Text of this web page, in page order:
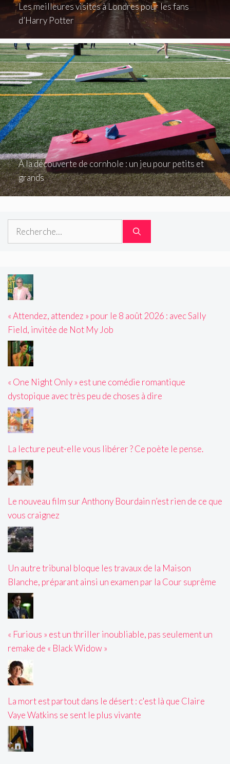
Les meilleures visites à Londres pour les fans
d’Harry Potter
À la découverte de cornhole : un jeu pour petits et
grands
Rechercher :
« Attendez, attendez » pour le 8 août 2026 : avec Sally
Field, invitée de Not My Job
« One Night Only » est une comédie romantique
dystopique avec très peu de choses à dire
La lecture peut-elle vous libérer ? Ce poète le pense.
Le nouveau film sur Anthony Bourdain n’est rien de ce que
vous craignez
Un autre tribunal bloque les travaux de la Maison
Blanche, préparant ainsi un examen par la Cour suprême
« Furious » est un thriller inoubliable, pas seulement un
remake de « Black Widow »
La mort est partout dans le désert : c'est là que Claire
Vaye Watkins se sent le plus vivante